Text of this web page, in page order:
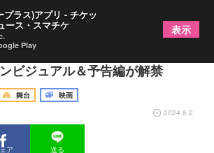
トル・ダンサー デジタルリマス
ビジュアル＆予告編が解禁
舞台
映画
2024.8.2
ア 送る
プラス)アプリ - チケッ
ース・スマチケ
Play
表示